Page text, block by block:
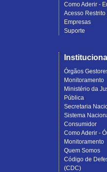
Como Aderir -
Acesso
Empresas
Suporte
Institucional
Órgãos
Monitoramento
Ministério da
Pública
Secretaria
Sistema
Consumidor
Como Aderir -
Monitoramento
Quem Somos
Código de
(CDC)